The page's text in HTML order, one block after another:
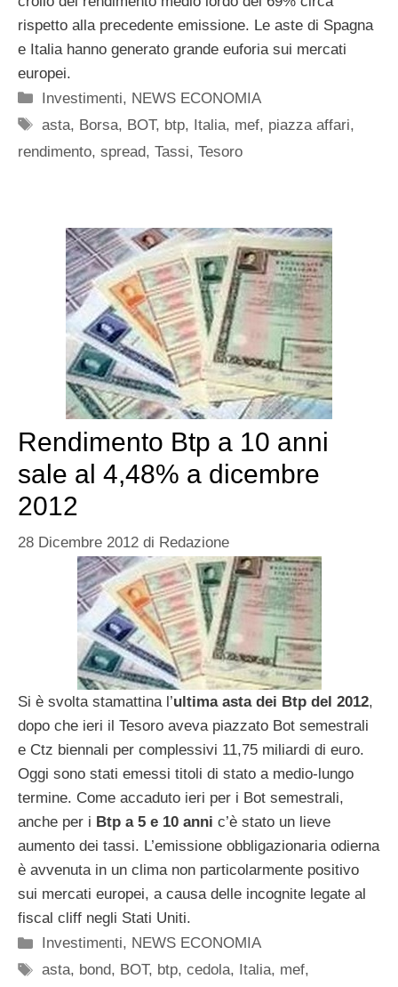
rispetto alla precedente emissione. Le aste di Spagna
e Italia hanno generato grande euforia sui mercati
europei.
Categorie
Investimenti, NEWS ECONOMIA
Tag
asta, Borsa, BOT, btp, Italia, mef, piazza affari,
rendimento, spread, Tassi, Tesoro
Rendimento Btp a 10 anni
sale al 4,48% a dicembre
2012
28 Dicembre 2012 di Redazione
Si è svolta stamattina l’ultima asta dei Btp del 2012,
dopo che ieri il Tesoro aveva piazzato Bot semestrali
e Ctz biennali per complessivi 11,75 miliardi di euro.
Oggi sono stati emessi titoli di stato a medio-lungo
termine. Come accaduto ieri per i Bot semestrali,
anche per i Btp a 5 e 10 anni c’è stato un lieve
aumento dei tassi. L’emissione obbligazionaria odierna
è avvenuta in un clima non particolarmente positivo
sui mercati europei, a causa delle incognite legate al
fiscal cliff negli Stati Uniti.
Categorie
Investimenti, NEWS ECONOMIA
Tag
asta, bond, BOT, btp,cedola, Italia, mef,